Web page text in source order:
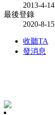
2013-4-14
最後登錄
2020-8-15
收聽TA
發消息